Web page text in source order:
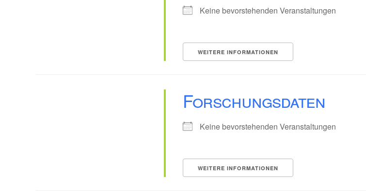
Keine bevorstehenden Veranstaltungen
WEITERE INFORMATIONEN
Forschungsdaten
Keine bevorstehenden Veranstaltungen
WEITERE INFORMATIONEN